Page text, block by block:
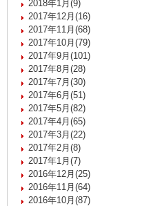
2018年1月(9)
2017年12月(16)
2017年11月(68)
2017年10月(79)
2017年9月(101)
2017年8月(28)
2017年7月(30)
2017年6月(51)
2017年5月(82)
2017年4月(65)
2017年3月(22)
2017年2月(8)
2017年1月(7)
2016年12月(25)
2016年11月(64)
2016年10月(87)